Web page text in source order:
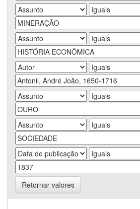
Retornar valores